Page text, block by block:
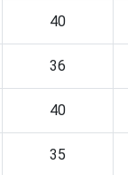
40
36
40
35